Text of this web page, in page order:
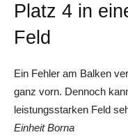
Platz 4 in
Feld
Ein Fehler am Balken
ganz vorn. Dennoch
leistungsstarken Feld
Einheit Borna